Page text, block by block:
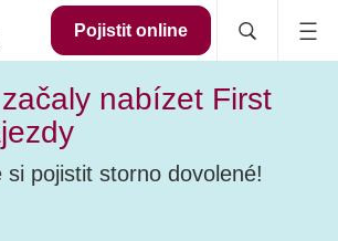
Pojistit online
nabízet First
si pojistit storno dovolené!